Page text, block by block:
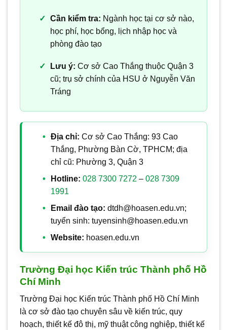
Cần kiểm tra: Ngành học tại cơ sở nào,
học phí, học bổng, lịch nhập học và
phòng đào tạo
Lưu ý: Cơ sở Cao Thắng thuộc Quận 3
cũ; trụ sở chính của HSU ở Nguyễn Văn
Tráng
Địa chỉ: Cơ sở Cao Thắng: 93 Cao
Thắng, Phường Bàn Cờ, TPHCM; địa
chỉ cũ: Phường 3, Quận 3
Hotline: 028 7300 7272 – 028 7309
1991
Email đào tạo: dtdh@hoasen.edu.vn;
tuyển sinh: tuyensinh@hoasen.edu.vn
Website: hoasen.edu.vn
Trường Đại học Kiến trúc Thành phố Hồ
Chí Minh
Trường Đại học Kiến trúc Thành phố Hồ Chí Minh
là cơ sở đào tạo chuyên sâu về kiến trúc, quy
hoạch, thiết kế đô thị, mỹ thuật công nghiệp, thiết kế